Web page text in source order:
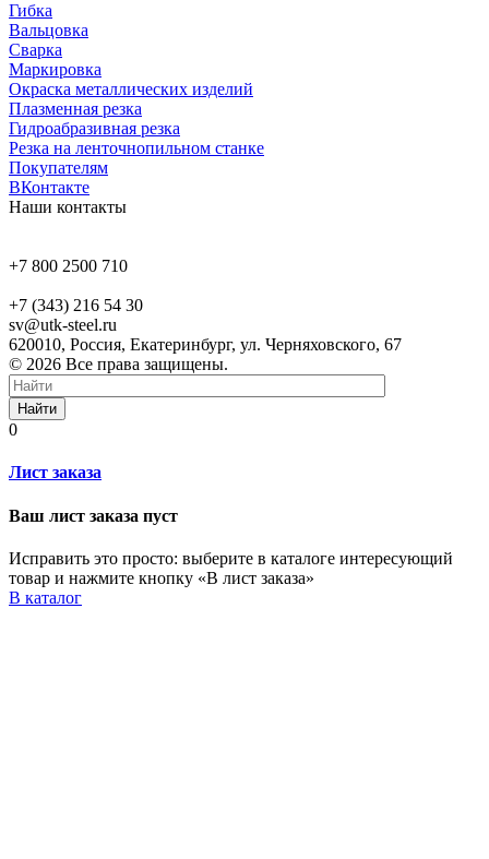
Гибка
Вальцовка
Сварка
Маркировка
Окраска металлических изделий
Плазменная резка
Гидроабразивная резка
Резка на ленточнопильном станке
Покупателям
ВКонтакте
Наши контакты
+7 800 2500 710
+7 (343) 216 54 30
sv@utk-steel.ru
620010, Россия, Екатеринбург, ул. Черняховского, 67
© 2026 Все права защищены.
Найти
0
Лист заказа
Ваш лист заказа пуст
Исправить это просто: выберите в каталоге интересующий
товар и нажмите кнопку «В лист заказа»
В каталог